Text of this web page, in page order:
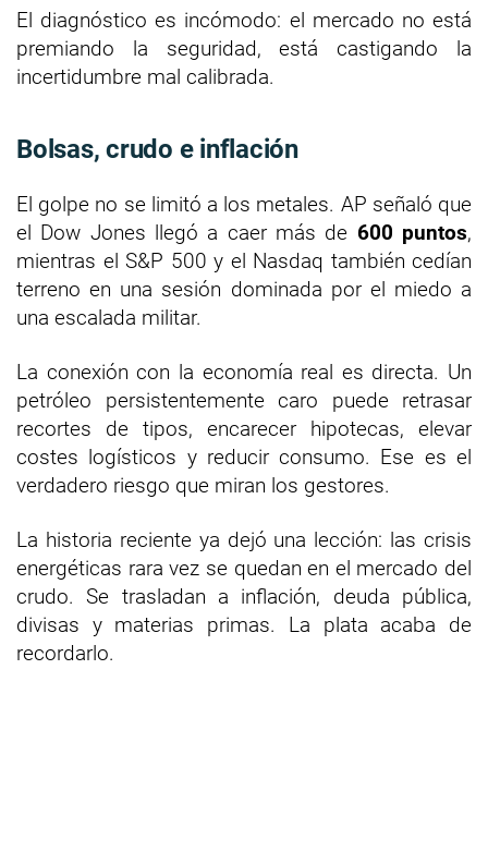
El diagnóstico es incómodo: el mercado no está
premiando la seguridad, está castigando la
incertidumbre mal calibrada.
Bolsas, crudo e inflación
El golpe no se limitó a los metales. AP señaló que
el Dow Jones llegó a caer más de 600 puntos,
mientras el S&P 500 y el Nasdaq también cedían
terreno en una sesión dominada por el miedo a
una escalada militar.
La conexión con la economía real es directa. Un
petróleo persistentemente caro puede retrasar
recortes de tipos, encarecer hipotecas, elevar
costes logísticos y reducir consumo. Ese es el
verdadero riesgo que miran los gestores.
La historia reciente ya dejó una lección: las crisis
energéticas rara vez se quedan en el mercado del
crudo. Se trasladan a inflación, deuda pública,
divisas y materias primas. La plata acaba de
recordarlo.